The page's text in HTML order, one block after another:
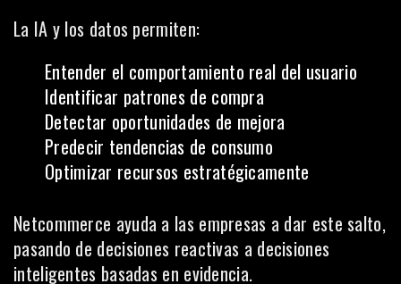
La IA y los datos permiten:
Entender el comportamiento real del usuario
Identificar patrones de compra
Detectar oportunidades de mejora
Predecir tendencias de consumo
Optimizar recursos estratégicamente
Netcommerce ayuda a las empresas a dar este salto,
pasando de decisiones reactivas a decisiones
inteligentes basadas en evidencia.